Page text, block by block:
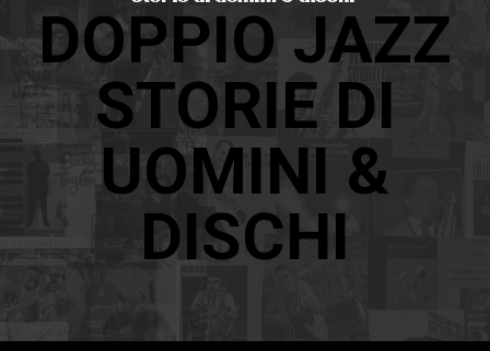
DOPPIO JAZZ
STORIE DI
UOMINI &
DISCHI